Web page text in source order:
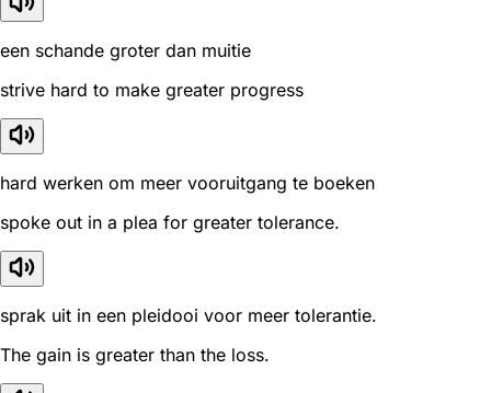
een schande groter dan muitie
strive hard to make greater progress
hard werken om meer vooruitgang te boeken
spoke out in a plea for greater tolerance.
sprak uit in een pleidooi voor meer tolerantie.
The gain is greater than the loss.